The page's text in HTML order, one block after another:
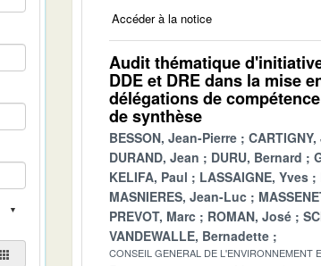
Accéder à la notice
Audit thématique
DDE et DRE dans la mise
délégations de
de synthèse
BESSON, Jean-Pierre
DURAND, Jean
DURU, Bernard
KELIFA, Paul
LASSAIGNE, Yves
MASNIERES, Jean-Luc
PREVOT, Marc
ROMAN, José
VANDEWALLE, Bernadette
CONSEIL GENERAL DE L'ENVIRONNEMENT